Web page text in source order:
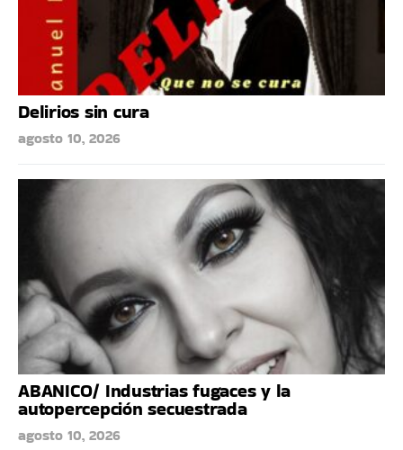
Delirios sin cura
agosto 10, 2026
ABANICO/ Industrias fugaces y la
autopercepción secuestrada
agosto 10, 2026